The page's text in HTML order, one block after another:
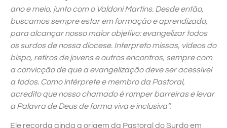
ano e meio, junto com o Valdoni Martins. Desde então,
buscamos sempre estar em formação e aprendizado,
para alcançar nosso maior objetivo: evangelizar todos
os surdos de nossa diocese. Interpreto missas, vídeos do
bispo, retiros de jovens e outros encontros, sempre com
a convicção de que a evangelização deve ser acessível
a todos. Como intérprete e membro da Pastoral,
acredito que nosso chamado é romper barreiras e levar
a Palavra de Deus de forma viva e inclusiva”.
Ele recorda ainda a origem da Pastoral do Surdo em